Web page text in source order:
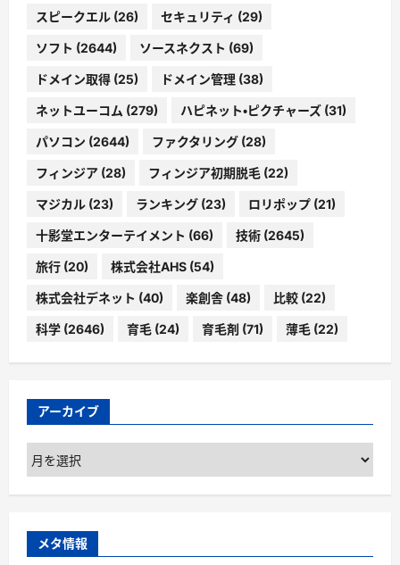
スピークエル (26) セキュリティ (29)
ソフト (2644) ソースネクスト (69)
ドメイン取得 (25) ドメイン管理 (38)
ネットユーコム (279) ハピネット・ピクチャーズ (31)
パソコン (2644) ファクタリング (28)
フィンジア (28) フィンジア初期脱毛 (22)
マジカル (23) ランキング (23) ロリポップ (21)
十影堂エンターテイメント (66) 技術 (2645)
旅行 (20) 株式会社AHS (54)
株式会社デネット (40) 楽創舎 (48) 比較 (22)
科学 (2646) 育毛 (24) 育毛剤 (71) 薄毛 (22)
アーカイブ
ア
ー
カ
ブ
メタ情報